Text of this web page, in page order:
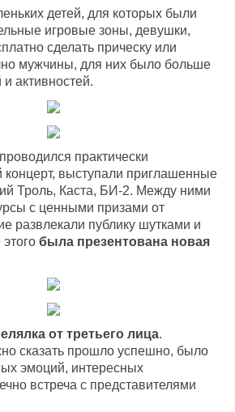
детей, для которых были
игровые зоны, девушки,
сделать прическу или
мужчины, для них было больше
и активностей.
практически
выступали приглашенные
Троль, Каста, БИ-2. Между ними
с ценными призами от
развлекали публику шутками и
была презентована новая
от третьего лица.
сказать прошло успешно, было
эмоций, интересных
встреча с представителями